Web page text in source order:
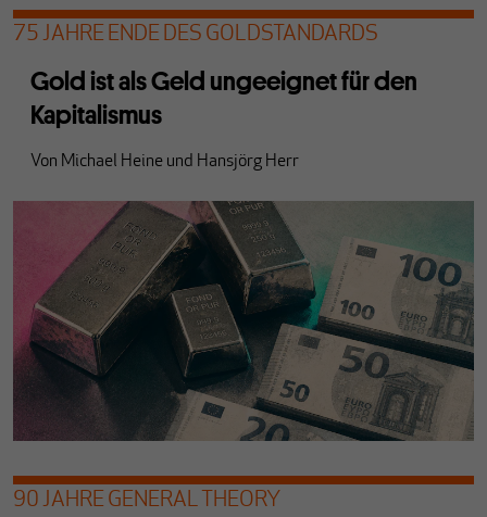
75 JAHRE ENDE DES GOLDSTANDARDS
Gold ist als Geld ungeeignet für den
Kapitalismus
Von Michael Heine und Hansjörg Herr
90 JAHRE GENERAL THEORY